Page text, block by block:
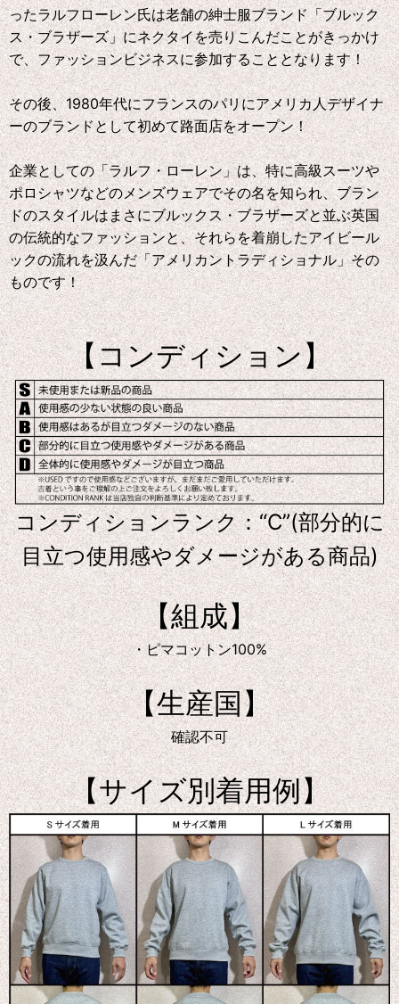
ったラルフローレン氏は老舗の紳士服ブランド「ブルック
ス・ブラザーズ」にネクタイを売りこんだことがきっかけ
で、ファッションビジネスに参加することとなります！
その後、1980年代にフランスのパリにアメリカ人デザイナ
ーのブランドとして初めて路面店をオープン！
企業としての「ラルフ・ローレン」は、特に高級スーツや
ポロシャツなどのメンズウェアでその名を知られ、ブラン
ドのスタイルはまさにブルックス・ブラザーズと並ぶ英国
の伝統的なファッションと、それらを着崩したアイビール
ックの流れを汲んだ「アメリカントラディショナル」その
ものです！
【コンディション】
コンディションランク：“C”(部分的に
目立つ使用感やダメージがある商品)
【組成】
・ピマコットン100%
【生産国】
確認不可
【サイズ別着用例】